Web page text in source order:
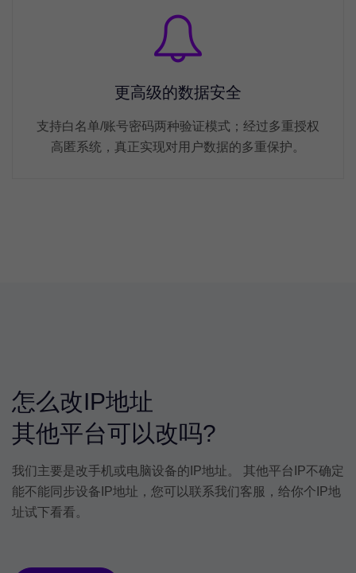
更高级的数据安全
支持白名单/账号密码两种验证模式；经过多重授权
高匿系统，真正实现对用户数据的多重保护。
怎么改IP地址
其他平台可以改吗?
我们主要是改手机或电脑设备的IP地址。 其他平台IP不确定
能不能同步设备IP地址，您可以联系我们客服，给你个IP地
址试下看看。